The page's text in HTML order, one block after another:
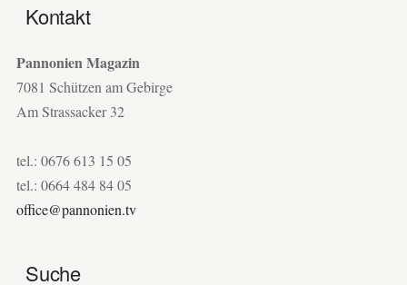
Kontakt
Pannonien Magazin
7081 Schützen am Gebirge
Am Strassacker 32
tel.: 0676 613 15 05
tel.: 0664 484 84 05
office@pannonien.tv
Suche